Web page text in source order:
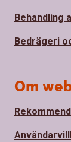
Behandling
Bedrägeri
Om